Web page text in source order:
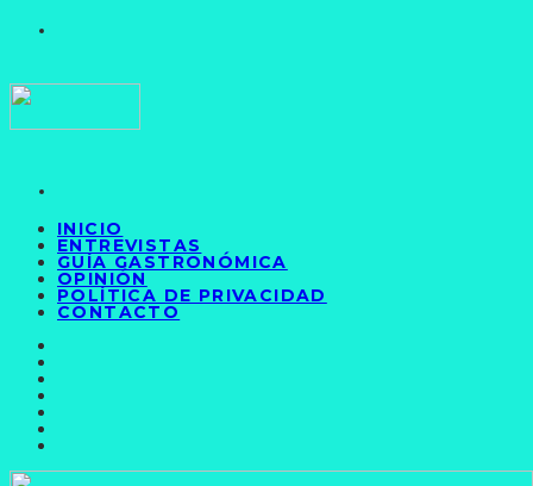
INICIO
ENTREVISTAS
GUÍA GASTRONÓMICA
OPINIÓN
POLÍTICA DE PRIVACIDAD
CONTACTO